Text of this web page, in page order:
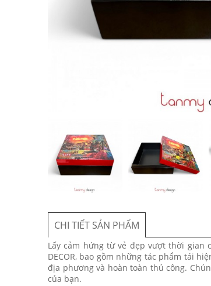
CHI TIẾT SẢN PHẨM
Lấy cảm hứng từ vẻ đẹp vượt thời gian
DECOR, bao gồm những tác phẩm tái
địa phương và hoàn toàn thủ công.
của bạn.